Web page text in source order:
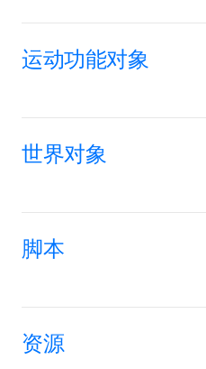
运动功能对象
世界对象
脚本
资源